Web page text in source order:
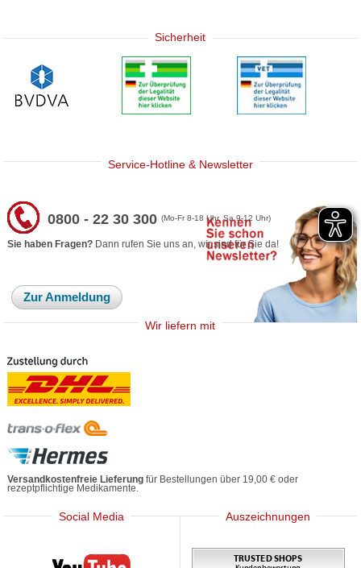
Sicherheit
Service-Hotline & Newsletter
0800 - 22 30 300(Mo-Fr 8-18 Uhr, Sa 9-12 Uhr)
Sie haben Fragen? Dann rufen Sie uns an, wir sind für Sie da!
Zur Anmeldung
Wir liefern mit
Versandkostenfreie Lieferung für Bestellungen über 19,00 € oder
rezeptpflichtige Medikamente.
Social Media
Mediherz
Auszeichnungen